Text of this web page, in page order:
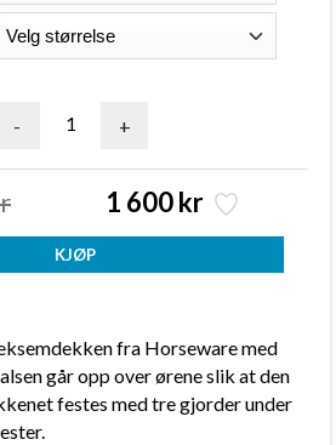
- +
1 600 kr
fra Horseware med
går opp over ørene slik at den
festes med tre gjorder under